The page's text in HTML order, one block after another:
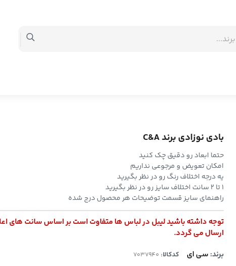
بادی نوزادی برند C&A
حتما ابعاد رو دقیق چک کنید
امکان تعویض و مرجوعی نداریم
یه درجه اختلاف رنگ رو در نظر بگیرید
۱ تا ۲ سانت اختلاف سایز رو در نظر بگیرید
راهنمای سایز قسمت توضیحات هر محصول درج شده
توجه داشته باشید لیبل در لباس ها متفاوت است بر اساس سانت های
ارسال می گردد.
برند: سی ای کدکالا: